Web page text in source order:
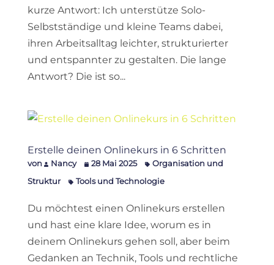
kurze Antwort: Ich unterstütze Solo-
Selbstständige und kleine Teams dabei,
ihren Arbeitsalltag leichter, strukturierter
und entspannter zu gestalten. Die lange
Antwort? Die ist so...
Erstelle deinen Onlinekurs in 6 Schritten
von Nancy 28 Mai 2025
Organisation und
Struktur
Tools und Technologie
Du möchtest einen Onlinekurs erstellen
und hast eine klare Idee, worum es in
deinem Onlinekurs gehen soll, aber beim
Gedanken an Technik, Tools und rechtliche